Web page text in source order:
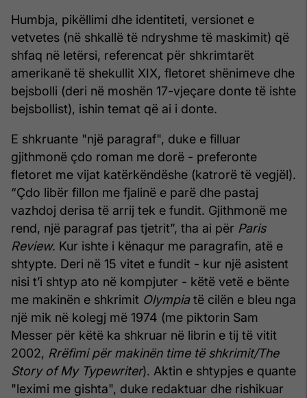
Humbja, pikëllimi dhe identiteti, versionet e
vetvetes (në shkallë të ndryshme të maskimit) që
shfaq në letërsi, referencat për shkrimtarët
amerikanë të shekullit XIX, fletoret shënimeve dhe
bejsbolli (deri në moshën 17-vjeçare donte të ishte
bejsbollist), ishin temat që ai i donte.
E shkruante "një paragraf", duke e filluar
gjithmonë çdo roman me dorë - preferonte
fletoret me vijat katërkëndëshe (katrorë të vegjël).
“Çdo libër fillon me fjalinë e parë dhe pastaj
vazhdoj derisa të arrij tek e fundit. Gjithmonë me
rend, një paragraf pas tjetrit”, tha ai për Paris
Review. Kur ishte i kënaqur me paragrafin, atë e
shtypte. Deri në 15 vitet e fundit - kur një asistent
nisi t’i shtyp ato në kompjuter - këtë vetë e bënte
me makinën e shkrimit Olympiatë cilën e bleu nga
një mik në kolegj më 1974 (me piktorin Sam
Messer për këtë ka shkruar në librin e tij të vitit
2002, Rrëfimi për makinën time të shkrimit/The
Story of My Typewriter). Aktin e shtypjes e quante
"leximi me gishta", duke redaktuar dhe rishikuar